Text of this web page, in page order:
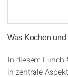
Was Kochen
In diesem Lunch
in zentrale